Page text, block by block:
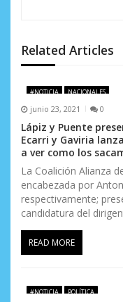
ó
n
d
e
e
n
t
d
Related Articles
#NOTICIA NACIONALES
junio 23, 2021 0
Lápiz y Puente
Ecarri y Gaviria
a ver como los
La Coalición Alianza
encabezada por
respectivamente;
candidatura del
READ MORE
#NOTICIA POLÍTICA